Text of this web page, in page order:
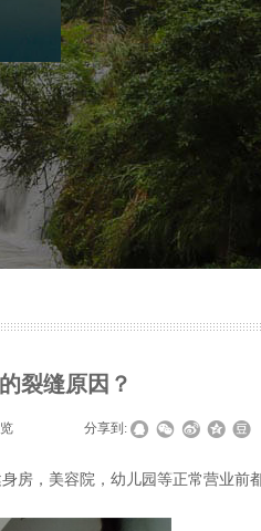
裂缝原因？
分享到:
房，美容院，幼儿园等正常营业前